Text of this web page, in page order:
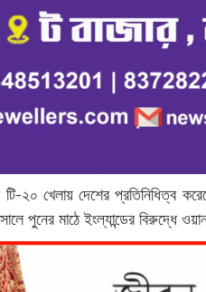
২০ খেলায় দেশের প্রতিনিধিত্ব
পুনের মাঠে ইংল্যান্ডের বিরুদ্ধে